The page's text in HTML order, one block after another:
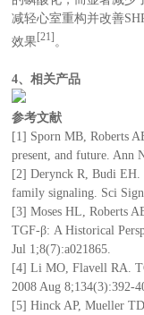
减轻心室重构并改善
效果 [21] 。
4、相关产品
参考文献
[1] Sporn MB, Roberts
present, and future. Ann
[2] Derynck R, Budi
family signaling. Sci
[3] Moses HL, Roberts
TGF-β: A Historical
Jul 1;8(7):a021865.
[4] Li MO, Flavell RA.
2008 Aug 8;134(3):392-
[5] Hinck AP, Mueller